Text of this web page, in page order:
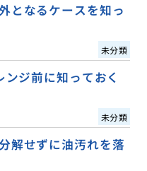
となるケースを知っ
未分類
ジ前に知っておく
未分類
解せずに油汚れを落